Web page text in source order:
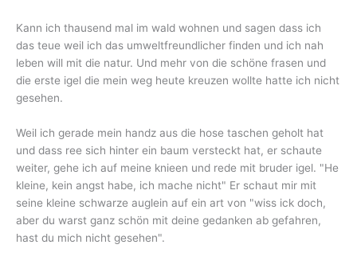
Kann ich thausend mal im wald wohnen und sagen dass ich
das teue weil ich das umweltfreundlicher finden und ich nah
leben will mit die natur. Und mehr von die schöne frasen und
die erste igel die mein weg heute kreuzen wollte hatte ich nicht
gesehen.
Weil ich gerade mein handz aus die hose taschen geholt hat
und dass ree sich hinter ein baum versteckt hat, er schaute
weiter, gehe ich auf meine knieen und rede mit bruder igel. "He
kleine, kein angst habe, ich mache nicht" Er schaut mir mit
seine kleine schwarze auglein auf ein art von "wiss ick doch,
aber du warst ganz schön mit deine gedanken ab gefahren,
hast du mich nicht gesehen".